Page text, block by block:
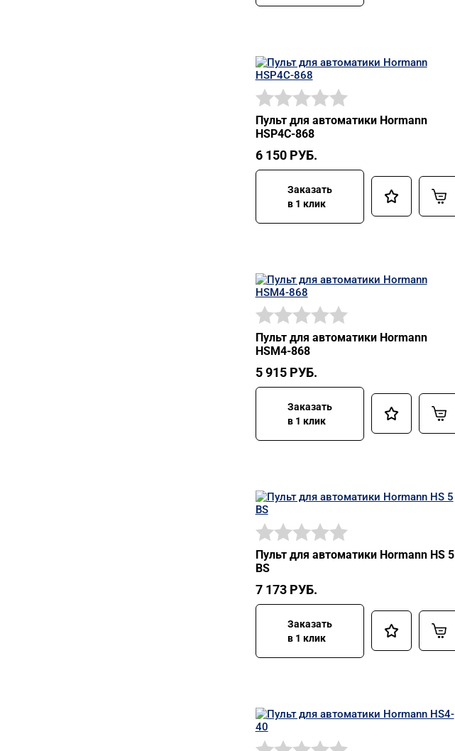
Пульт для автоматики Hormann
HSP4C-868
6 150 РУБ.
Заказать
в 1 клик
Пульт для автоматики Hormann
HSM4-868
5 915 РУБ.
Заказать
в 1 клик
Пульт для автоматики Hormann HS 5
BS
7 173 РУБ.
Заказать
в 1 клик